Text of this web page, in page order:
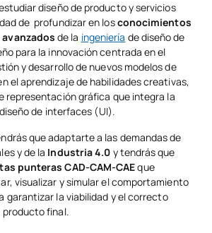
diseño de producto y servicios
de profundizar en losconocimientos
de la ingeniería de diseño de
para la innovación centrada en el
y desarrollo de nuevos modelos de
el aprendizaje de habilidades creativas,
representación gráfica que integra la
de interfaces (UI).
que adaptarte a las demandas de
y de la Industria 4.0 y tendrás que
punteras CAD-CAM-CAEque
visualizar y simular el comportamiento
garantizar la viabilidad y el correcto
final.